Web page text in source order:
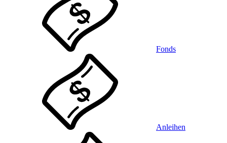
Fonds
Anleihen